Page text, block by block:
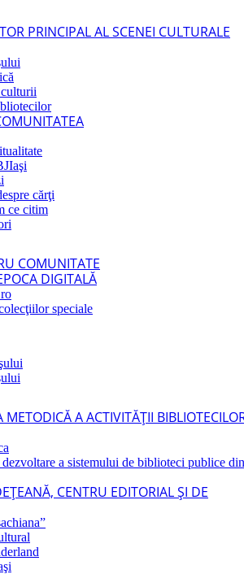
PRINCIPAL AL SCENEI CULTURALE
cărţi
ce citim
COMUNITATE
DIGITALĂ
speciale
METODICĂ A ACTIVITĂŢII
dezvoltare a sistemului de biblioteci publice din
CENTRU EDITORIAL ŞI DE